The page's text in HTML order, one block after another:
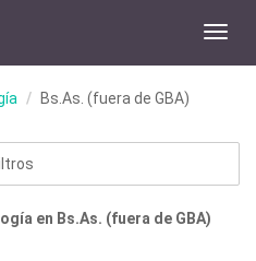
Bs.As. (fuera de GBA)
en Bs.As. (fuera de GBA)